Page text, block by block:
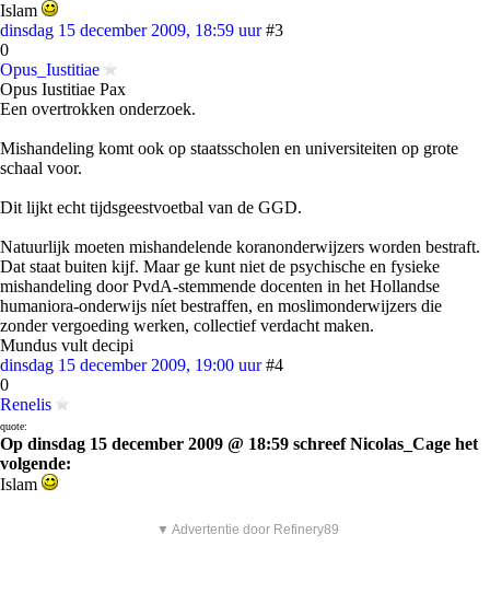
Islam
dinsdag 15 december 2009, 18:59 uur #3
0
Opus_Iustitiae
Opus Iustitiae Pax
Een overtrokken onderzoek.
Mishandeling komt ook op staatsscholen en universiteiten op grote
schaal voor.
Dit lijkt echt tijdsgeestvoetbal van de GGD.
Natuurlijk moeten mishandelende koranonderwijzers worden bestraft.
Dat staat buiten kijf. Maar ge kunt niet de psychische en fysieke
mishandeling door PvdA-stemmende docenten in het Hollandse
humaniora-onderwijs níet bestraffen, en moslimonderwijzers die
zonder vergoeding werken, collectief verdacht maken.
Mundus vult decipi
dinsdag 15 december 2009, 19:00 uur #4
0
Renelis
quote:
Op dinsdag 15 december 2009 @ 18:59 schreef Nicolas_Cage het
volgende:
Islam
▼ Advertentie door Refinery89